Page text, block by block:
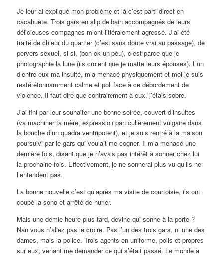
Je leur ai expliqué mon problème et là c’est parti direct en
cacahuète. Trois gars en slip de bain accompagnés de leurs
délicieuses compagnes m’ont littéralement agressé. J’ai été
traité de chieur du quartier (c’est sans doute vrai au passage), de
pervers sexuel, si si, (bon ok un peu), c’est parce que je
photographie la lune (ils croient que je matte leurs épouses). L’un
d’entre eux ma insulté, m’a menacé physiquement et moi je suis
resté étonnamment calme et poli face à ce débordement de
violence. Il faut dire que contrairement à eux, j’étais sobre.
J’ai fini par leur souhaiter une bonne soirée, couvert d’insultes
(va machiner ta mère, expression particulièrement vulgaire dans
la bouche d’un quadra ventripotent), et je suis rentré à la maison
poursuivi par le gars qui voulait me cogner. Il m’a menacé une
dernière fois, disant que je n’avais pas intérêt à sonner chez lui
la prochaine fois. Effectivement, je ne sonnerai plus vu qu’ils ne
l’entendent pas.
La bonne nouvelle c’est qu’après ma visite de courtoisie, ils ont
coupé la sono et arrêté de hurler.
Mais une demie heure plus tard, devine qui sonne à la porte ?
Nan vous n’allez pas le croire. Pas l’un des trois gars, ni une des
dames, mais la police. Trois agents en uniforme, polis et propres
sur eux, venant me demander ce qui s’était passé. Le monde à